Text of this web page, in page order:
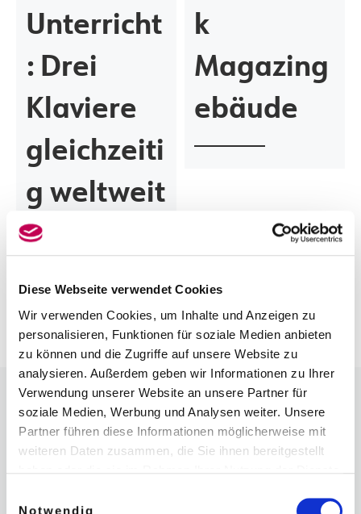
Diese Webseite verwendet Cookies
Wir verwenden Cookies, um Inhalte und Anzeigen zu
personalisieren, Funktionen für soziale Medien anbieten
zu können und die Zugriffe auf unsere Website zu
analysieren. Außerdem geben wir Informationen zu Ihrer
Verwendung unserer Website an unsere Partner für
soziale Medien, Werbung und Analysen weiter. Unsere
Partner führen diese Informationen möglicherweise mit
weiteren Daten zusammen, die Sie ihnen bereitgestellt
Weitere Informationen in unseren
Notwendig
Unterricht
: Drei
Klaviere
gleichzeiti
g weltweit
k
Magazing
ebäude
Beitragsnavigation
Vorheriger Beitrag
ZURÜCK ZUR
HAMBURG STEHT AUF!